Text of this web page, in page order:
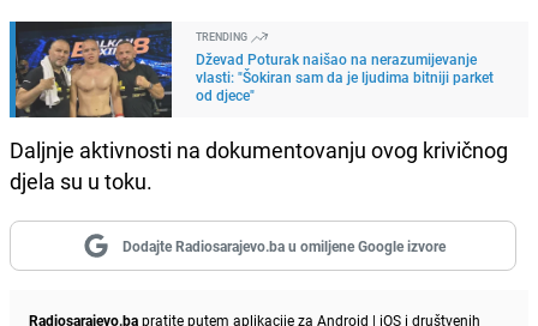
TRENDING
Dževad Poturak naišao na nerazumijevanje
vlasti: "Šokiran sam da je ljudima bitniji parket
od djece"
Daljnje aktivnosti na dokumentovanju ovog krivičnog
djela su u toku.
Dodajte Radiosarajevo.ba u omiljene Google izvore
Radiosarajevo.bapratite putem aplikacije za Android | iOS i društvenih